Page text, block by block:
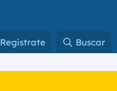
Regístrate Buscar